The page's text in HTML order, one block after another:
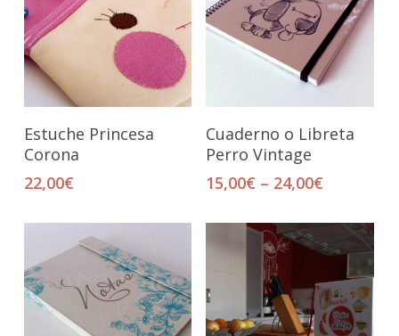
Añadir Al Carrito
Estuche Princesa
Corona
22,00€
Seleccionar Opciones
Cuaderno o Libreta
Perro Vintage
15,00€ – 24,00€